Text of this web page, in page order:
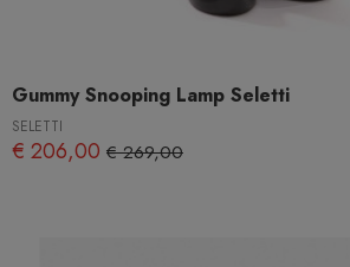
Gummy Snooping Lamp Seletti
SELETTI
€ 206,00 € 269,00